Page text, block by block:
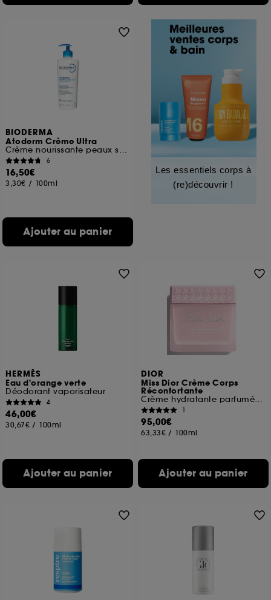
BIODERMA
Atoderm Crème Ultra
Crème nourissante peaux sensibles normales à sèches
6
16,50€
3,30€ / 100ml
Ajouter au panier
Les essentiels corps à
(re)découvrir !
HERMÈS
Eau d'orange verte
Déodorant vaporisateur
4
46,00€
30,67€ / 100ml
Ajouter au panier
DIOR
Miss Dior Crème Corps
Réconfortante
Crème hydratante parfumé pour le corps
1
95,00€
63,33€ / 100ml
Ajouter au panier